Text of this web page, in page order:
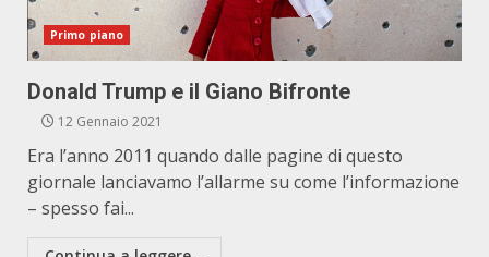
Primo piano
Donald Trump e il Giano Bifronte
12 Gennaio 2021
Era l’anno 2011 quando dalle pagine di questo
giornale lanciavamo l’allarme su come l’informazione
– spesso fai...